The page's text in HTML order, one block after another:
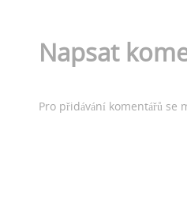
Napsat
Pro přidávání komentářů se